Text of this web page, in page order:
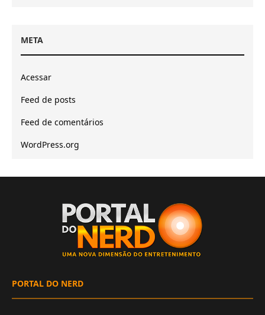
META
Acessar
Feed de posts
Feed de comentários
WordPress.org
PORTAL DO NERD